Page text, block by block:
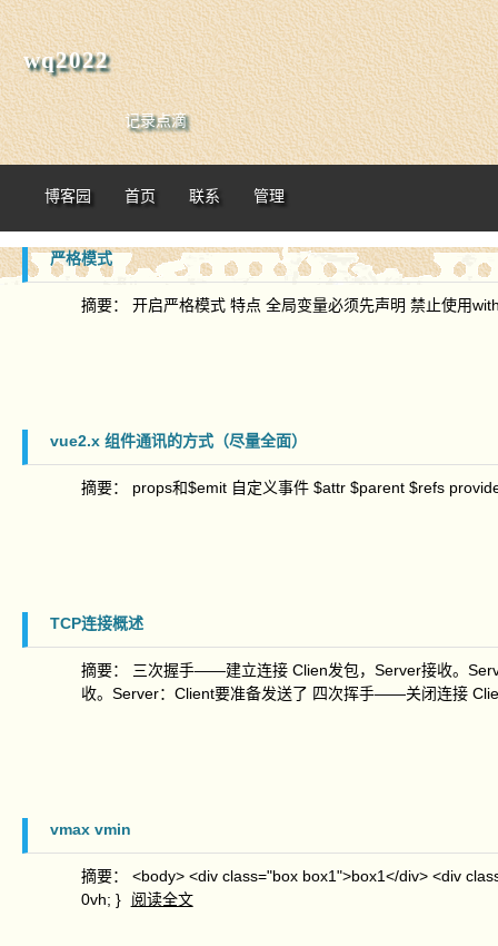
wq2022
记录点滴
博客园 首页 联系 管理
严格模式
摘要： 开启严格模式 特点 全局变量必须先声明 禁止使用
vue2.x 组件通讯的方式（尽量全面）
摘要： props和$emit 自定义事件 $attr $parent $refs
TCP连接概述
摘要： 三次握手——建立连接 Clien发包，Server接收。
收。Server：Client要准备发送了 四次挥手——关闭连接
vmax vmin
摘要： <body> <div class="box box1">box1</div> <div
0vh; }
阅读全文